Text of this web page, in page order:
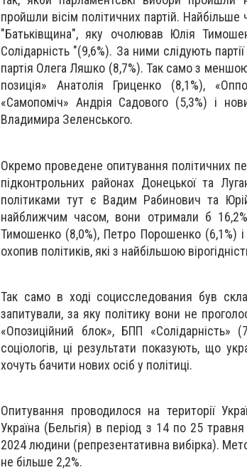
пройшли вісім політичних партій. Найбільше
"Батьківщина", яку очолював Юлія
Солідарність "(9,6%). За ними слідують
партія Олега Ляшко (8,7%). Так само з
позиція» Анатолія Гриценко (8,1%),
«Самопоміч» Андрія Садового (5,3%) і
Владимира Зеленського.
Окремо проведене опитування політичних
підконтрольних районах Донецької та
політиками тут є Вадим Рабинович та
найближчим часом, вони отримали б
Тимошенко (8,0%), Петро Порошенко (6,1%)
охопив політиків, які з найбільшою
Так само в ході социсследования був
запитували, за яку політику вони не
«Опозиційний блок», БПП «Солідарність»
соціологів, ці результати показують, що
хочуть бачити нових осіб у політиці.
Опитування проводилося на території
Україна (Бельгія) в період з 14 по 25
2024 людини (репрезентативна вибірка).
не більше 2,2%.